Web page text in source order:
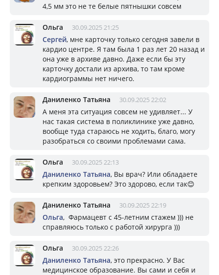
4,5 мм это не те белые пятнышки совсем
Ольга 30.09.2025 21:25
Сергей, мне карточку только сегодня завели в
кардио центре. Я там была 1 раз лет 20 назад и
она уже в архиве давно. Даже если бы эту
карточку достали из архива, то там кроме
кардиограммы нет ничего.
Даниленко Татьяна 30.09.2025 22:02
А меня эта ситуация совсем не удивляет... У
нас такая система в поликлинике уже давно,
вообще туда стараюсь не ходить, благо, могу
разобраться со своими проблемами сама.
Ольга 30.09.2025 22:13
Даниленко Татьяна, Вы врач? Или обладаете
крепким здоровьем? Это здорово, если так😊
Даниленко Татьяна 30.09.2025 22:19
Ольга, Фармацевт с 45-летним стажем ))) не
справляюсь только с работой хирурга )))
Ольга 30.09.2025 22:26
Даниленко Татьяна, это прекрасно. У Вас
медицинское образование. Вы сами и себя и